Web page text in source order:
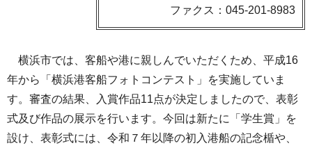
ファクス：045-201-8983
横浜市では、客船や港に親しんでいただくため、平成16
年から「横浜港客船フォトコンテスト」を実施していま
す。審査の結果、入賞作品11点が決定しましたので、表彰
式及び作品の展示を行います。今回は新たに「学生賞」を
設け、表彰式には、令和７年以降の初入港船の記念楯や、